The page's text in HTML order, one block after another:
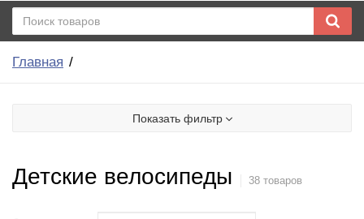
Главная
Показать фильтр
Детские велосипеды 38 товаров